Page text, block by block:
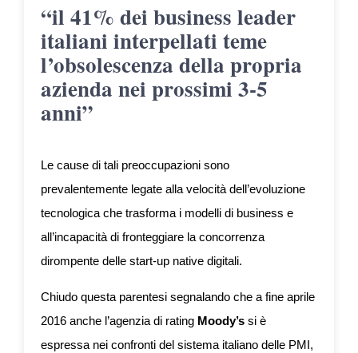
“il 41% dei business leader
italiani interpellati teme
l’obsolescenza della propria
azienda nei prossimi 3-5
anni”
Le cause di tali preoccupazioni sono
prevalentemente legate alla velocità dell’evoluzione
tecnologica che trasforma i modelli di business e
all’incapacità di fronteggiare la concorrenza
dirompente delle start-up native digitali.
Chiudo questa parentesi segnalando che a fine aprile
2016 anche l’agenzia di rating Moody’ssi è
espressa nei confronti del sistema italiano delle PMI,